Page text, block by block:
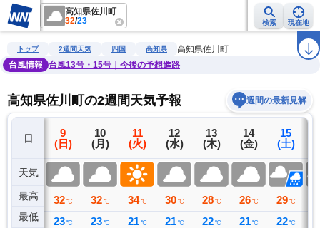
高知県佐川町
32/23 検索 現在地
雨雲レーダー 台風情報 地震情報 警報・注意報 ラ
トップ 2週間天気 四国 高知県
高知県佐川町
台風情報
台風13号・15号｜今後の予想進路
高知県佐川町の2週間天気予報 週間の最新見解
日
天気
最高
最低
8
(土)
31 ℃
24 ℃
9
(日)
32 ℃
23 ℃
10
(月)
32 ℃
23 ℃
11
(火)
34 ℃
21 ℃
12
(水)
30 ℃
21 ℃
13
(木)
28 ℃
22 ℃
14
(金)
26 ℃
21 ℃
15
(土)
29 ℃
22 ℃